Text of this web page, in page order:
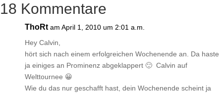
18 Kommentare
ThoRt am April 1, 2010 um 2:01 a.m.
Hey Calvin,
hört sich nach einem erfolgreichen Wochenende an. Da haste
ja einiges an Prominenz abgeklappert 🙂 Calvin auf
Welttournee 😀
Wie du das nur geschafft hast, dein Wochenende scheint ja